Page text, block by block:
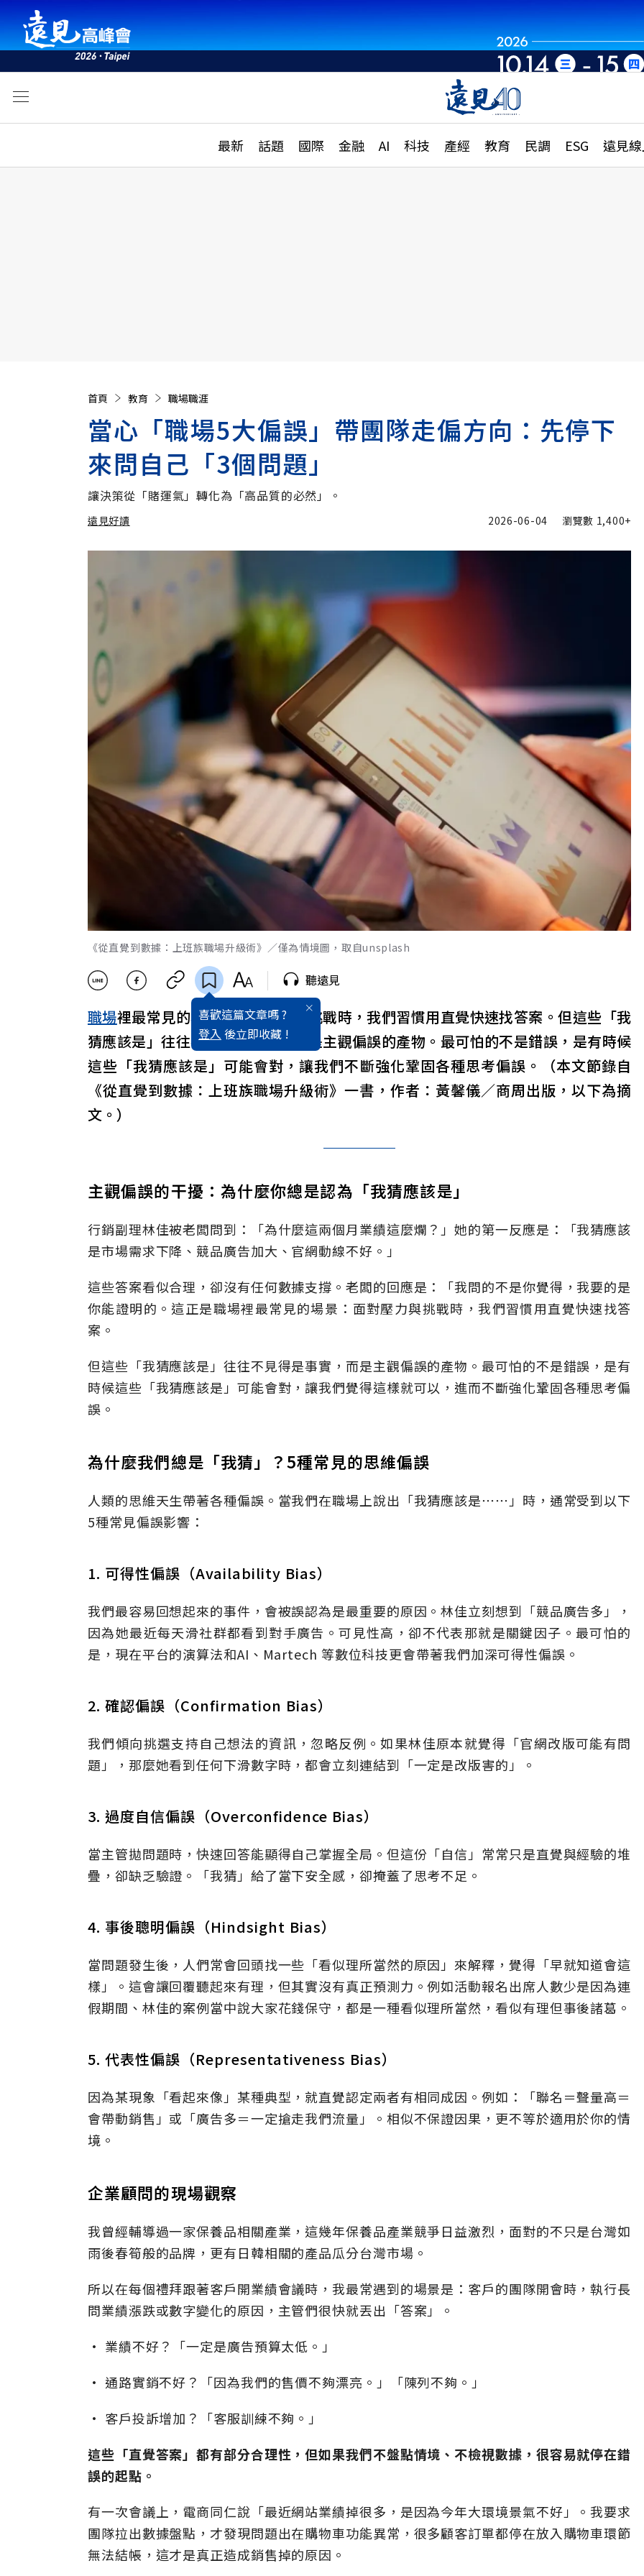
最新 話題 國際 金融 AI 科技 產經 教育 民調 ESG 遠見
活動
話題
國際
特輯
大學升學、職涯攻略
縣市施政調查全解析
首頁 教育 職場職涯
當心「職場5大偏誤」帶團隊走偏方向：先停下
來問自己「3個問題」
讓決策從「賭運氣」轉化為「高品質的必然」。
遠見好讀 2026-06-04 瀏覽數 1,400+
《從直覺到數據：上班族職場升級術》／僅為情境圖，取自unsplash
喜歡這篇文章嗎 ?
登入 後立即收藏 !
聽遠見
職場裡最常見的場景：面對壓力
與挑戰時，我們習慣用直覺快速找答案。但這些「我
猜應該是」往往不見得是事實，而是主觀偏誤的產物。最可怕的不是錯誤，是有時候
這些「我猜應該是」可能會對，讓我們不斷強化鞏固各種思考偏誤。（本文節錄自
《從直覺到數據：上班族職場升級術》一書，作者：黃馨儀／商周出版，以下為摘
文。）
主觀偏誤的干擾：為什麼你總是認為「我猜應該是」
行銷副理林佳被老闆問到：「為什麼這兩個月業績這麼爛？」她的第一反應是：「我猜應該
是市場需求下降、競品廣告加大、官網動線不好。」
這些答案看似合理，卻沒有任何數據支撐。老闆的回應是：「我問的不是你覺得，我要的是
你能證明的。這正是職場裡最常見的場景：面對壓力與挑戰時，我們習慣用直覺快速找答
案。
但這些「我猜應該是」往往不見得是事實，而是主觀偏誤的產物。最可怕的不是錯誤，是有
時候這些「我猜應該是」可能會對，讓我們覺得這樣就可以，進而不斷強化鞏固各種思考偏
誤。
為什麼我們總是「我猜」？5種常見的思維偏誤
人類的思維天生帶著各種偏誤。當我們在職場上說出「我猜應該是⋯⋯」時，通常受到以下
5種常見偏誤影響：
1. 可得性偏誤（Availability Bias）
我們最容易回想起來的事件，會被誤認為是最重要的原因。林佳立刻想到「競品廣告多」，
因為她最近每天滑社群都看到對手廣告。可見性高，卻不代表那就是關鍵因子。最可怕的
是，現在平台的演算法和AI、Martech 等數位科技更會帶著我們加深可得性偏誤。
2. 確認偏誤（Confirmation Bias）
我們傾向挑選支持自己想法的資訊，忽略反例。如果林佳原本就覺得「官網改版可能有問
題」，那麼她看到任何下滑數字時，都會立刻連結到「一定是改版害的」。
3. 過度自信偏誤（Overconfidence Bias）
當主管拋問題時，快速回答能顯得自己掌握全局。但這份「自信」常常只是直覺與經驗的堆
疊，卻缺乏驗證。「我猜」給了當下安全感，卻掩蓋了思考不足。
4. 事後聰明偏誤（Hindsight Bias）
當問題發生後，人們常會回頭找一些「看似理所當然的原因」來解釋，覺得「早就知道會這
樣」。這會讓回覆聽起來有理，但其實沒有真正預測力。例如活動報名出席人數少是因為連
假期間、林佳的案例當中說大家花錢保守，都是一種看似理所當然，看似有理但事後諸葛。
5. 代表性偏誤（Representativeness Bias）
因為某現象「看起來像」某種典型，就直覺認定兩者有相同成因。例如：「聯名＝聲量高＝
會帶動銷售」或「廣告多＝一定搶走我們流量」。相似不保證因果，更不等於適用於你的情
境。
企業顧問的現場觀察
我曾經輔導過一家保養品相關產業，這幾年保養品產業競爭日益激烈，面對的不只是台灣如
雨後春筍般的品牌，更有日韓相關的產品瓜分台灣市場。
所以在每個禮拜跟著客戶開業績會議時，我最常遇到的場景是：客戶的團隊開會時，執行長
問業績漲跌或數字變化的原因，主管們很快就丟出「答案」。
• 業績不好？「一定是廣告預算太低。」
• 通路實銷不好？「因為我們的售價不夠漂亮。」「陳列不夠。」
• 客戶投訴增加？「客服訓練不夠。」
這些「直覺答案」都有部分合理性，但如果我們不盤點情境、不檢視數據，很容易就停在錯
誤的起點。
有一次會議上，電商同仁說「最近網站業績掉很多，是因為今年大環境景氣不好」。我要求
團隊拉出數據盤點，才發現問題出在購物車功能異常，很多顧客訂單都停在放入購物車環節
無法結帳，這才是真正造成銷售掉的原因。